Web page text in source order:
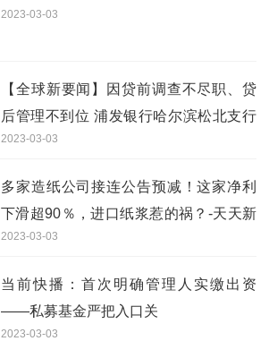
2023-03-03
【全球新要闻】因贷前调查不尽职、贷
后管理不到位 浦发银行哈尔滨松北支行
被罚30万元
2023-03-03
多家造纸公司接连公告预减！这家净利
下滑超90％，进口纸浆惹的祸？-天天新
资讯
2023-03-03
当前快播：首次明确管理人实缴出资
——私募基金严把入口关
2023-03-03